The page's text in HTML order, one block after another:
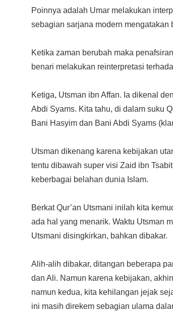
Poinnya adalah Umar melakukan
sebagian sarjana modern mengatakan
Ketika zaman berubah maka
benari melakukan reinterpretasi
Ketiga, Utsman ibn Affan. Ia dikenal
Abdi Syams. Kita tahu, di dalam suku
Bani Hasyim dan Bani Abdi Syams
Utsman dikenang karena kebijakan
tentu dibawah super visi Zaid ibn
keberbagai belahan dunia Islam.
Berkat Qur’an Utsmani inilah kita
ada hal yang menarik. Waktu Utsman
Utsmani disingkirkan, bahkan dibakar.
Alih-alih dibakar, ditangan beberapa
dan Ali. Namun karena kebijakan,
namun kedua, kita kehilangan jejak
ini masih direkem sebagian ulama